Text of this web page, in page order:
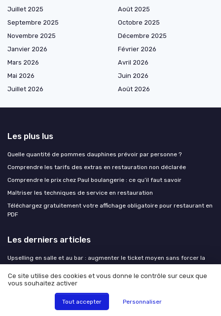
Juillet 2025
Août 2025
Septembre 2025
Octobre 2025
Novembre 2025
Décembre 2025
Janvier 2026
Février 2026
Mars 2026
Avril 2026
Mai 2026
Juin 2026
Juillet 2026
Août 2026
Les plus lus
Quelle quantité de pommes dauphines prévoir par personne ?
Comprendre les tarifs des extras en restauration non déclarée
Comprendre le prix chez Paul boulangerie : ce qu’il faut savoir
Maîtriser les techniques de service en restauration
Téléchargez gratuitement votre affichage obligatoire pour restaurant en
PDF
Les derniers articles
Upselling en salle et au bar : augmenter le ticket moyen sans forcer la
main
Comment structurer une stratégie SEO pour un restaurant qui veut
Comment structurer une stratégie SEO pour un restaurant qui veut
Ce site utilise des cookies et vous donne le contrôle sur ceux que
vous souhaitez activer
Tout accepter Personnaliser